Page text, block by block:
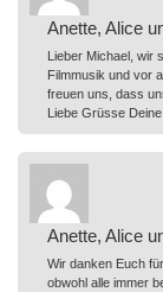
Anette, Alice
Lieber Michael, wir
Filmmusik und vor
freuen uns, dass
Liebe Grüsse
Anette, Alice
Wir danken Euch
obwohl alle immer